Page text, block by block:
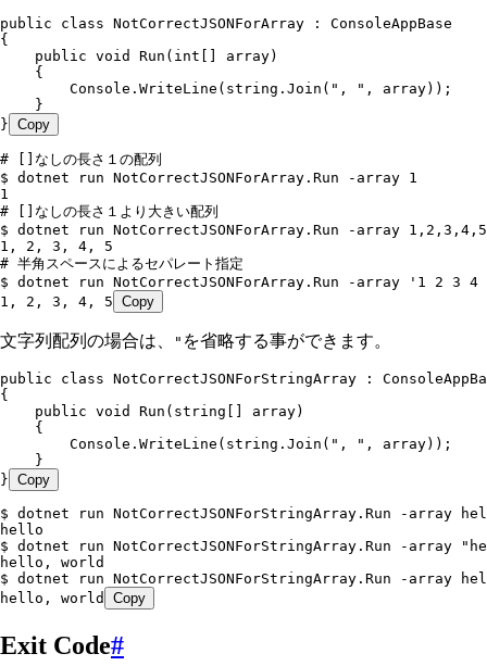
public class NotCorrectJSONForArray :
ConsoleAppBase
{
    public
void Run ( int [] array)
    {
        Console
. WriteLine ( string . Join ( " , " ,
array));
    }
} Copy
# []なしの長さ１の配列
$ dotnet run NotCorrectJSONForArray.Run -array 1
1
# []なしの長さ１より大きい配列
$ dotnet run NotCorrectJSONForArray.Run -array 1,2,3,4,5
1, 2, 3, 4, 5
# 半角スペースによるセパレート指定
$ dotnet run NotCorrectJSONForArray.Run -array '1 2 3
1, 2, 3, 4, 5 Copy
文字列配列の場合は、 " を省略する事ができます。
public class NotCorrectJSONForStringArray :
{
    public
void Run ( string [] array)
    {
        Console
. WriteLine ( string . Join ( " , " ,
array));
    }
} Copy
$ dotnet run NotCorrectJSONForStringArray.Run -array
hello
$ dotnet run NotCorrectJSONForStringArray.Run -array
hello, world
$ dotnet run NotCorrectJSONForStringArray.Run -array
hello, world
Copy
Exit Code#